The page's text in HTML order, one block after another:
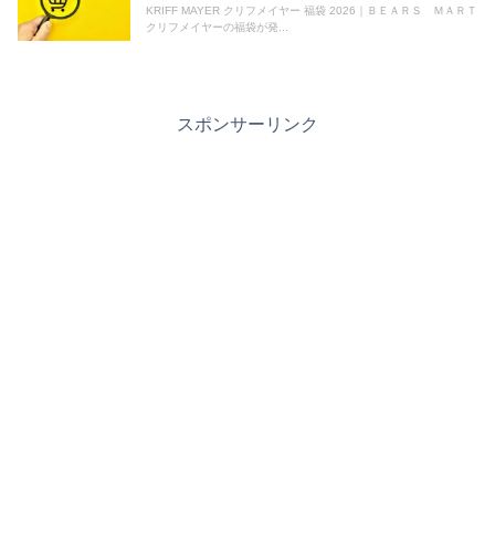
KRIFF MAYER クリフメイヤー 福袋 2026｜ＢＥＡＲＳ ＭＡＲＴ
クリフメイヤーの福袋が発...
スポンサーリンク